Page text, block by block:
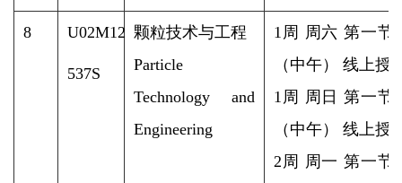
8 U02M12
537S
颗粒技术与工程
Particle
Technology and
Engineering
1周 周六 第一节
（中午） 线上授
1周 周日 第一节
（中午） 线上授
2周 周一 第一节